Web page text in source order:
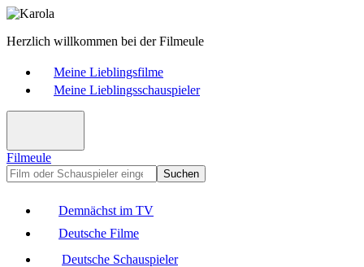
Herzlich willkommen bei der Filmeule
Meine Lieblingsfilme
Meine Lieblingsschauspieler
Filmeule
Suchen
Demnächst im TV
Deutsche Filme
Deutsche Schauspieler